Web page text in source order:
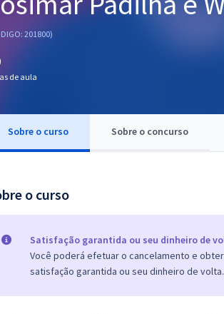
201800)
de aula
Sobre o curso Sobre o concurso
o curso
Satisfação garantida ou seu dinheiro de
Você poderá efetuar o cancelamento e
satisfação garantida ou seu dinheiro de volta.